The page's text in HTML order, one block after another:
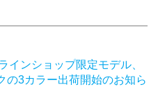
インショップ限定モデル、
の3カラー出荷開始のお知ら